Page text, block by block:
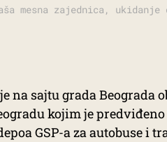
mesna zajednica,
na sajtu grada
kojim je
GSP-a za autobuse i